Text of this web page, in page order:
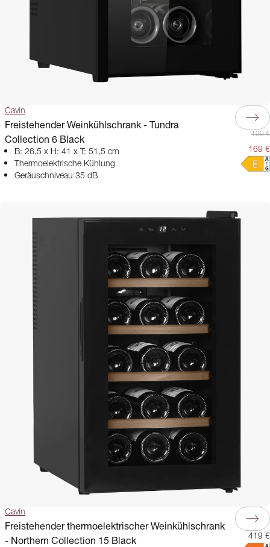
Cavin
Freistehender Weinkühlschrank - Tundra
Collection 6 Black
B: 26,5 x H: 41 x T: 51,5 cm
Thermoelektrische Kühlung
Geräuschniveau 35 dB
199 €
169 €
Cavin
Freistehender thermoelektrischer Weinkühlschrank
- Northern Collection 15 Black
419 €